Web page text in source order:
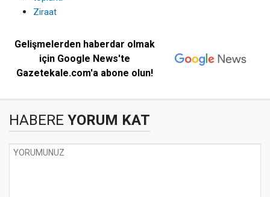
Ziraat
Gelişmelerden haberdar olmak
için Google News'te
Gazetekale.com'a abone olun!
HABERE YORUM KAT